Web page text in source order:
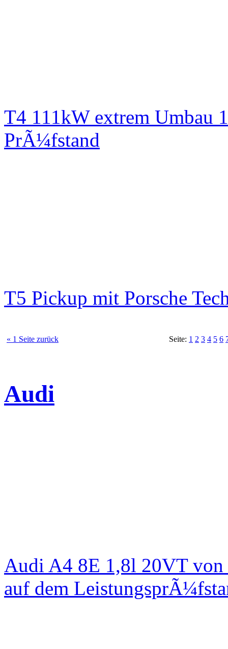
T4 111kW extrem Umbau
PrÃ¼fstand
T5 Pickup mit Porsche
« 1 Seite zurück Seite: 1 2 3 4 5 6
Audi
Audi A4 8E 1,8l 20VT
auf dem